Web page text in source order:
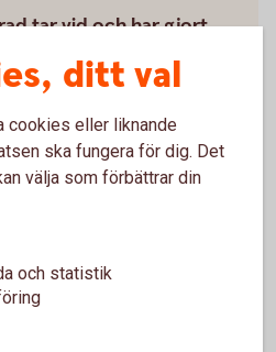
tar vid och har gjort
utifrån faktorer
och skalbarhet.
ditt val
cookies eller liknande
ska fungera för dig. Det
välja som förbättrar din
och statistik